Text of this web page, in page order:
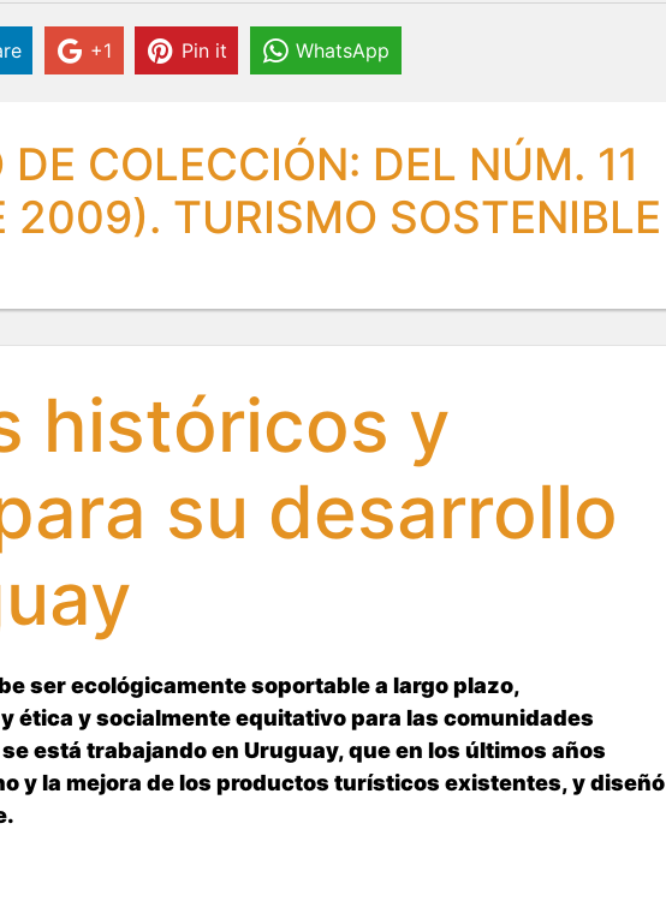
+1 Pin it WhatsApp
COLECCIÓN: DEL NÚM. 11
2009). TURISMO SOSTENIBLE
históricos y
su desarrollo
ser ecológicamente soportable a largo plazo,
ética y socialmente equitativo para las comunidades
está trabajando en Uruguay, que en los últimos años
y la mejora de los productos turísticos existentes, y diseñó